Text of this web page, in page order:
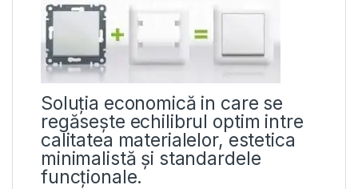
Soluția economică in care se
regăsește echilibrul optim intre
calitatea materialelor, estetica
minimalistă și standardele
funcționale.